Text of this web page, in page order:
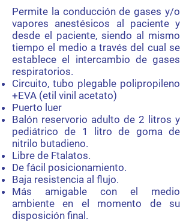
Permite la conducción de gases y/o
vapores anestésicos al paciente y
desde el paciente, siendo al mismo
tiempo el medio a través del cual se
establece el intercambio de gases
respiratorios.
Circuito, tubo plegable polipropileno
+EVA (etil vinil acetato)
Puerto luer
Balón reservorio adulto de 2 litros y
pediátrico de 1 litro de goma de
nitrilo butadieno.
Libre de Ftalatos.
De fácil posicionamiento.
Baja resistencia al flujo.
Más amigable con el medio
ambiente en el momento de su
disposición final.